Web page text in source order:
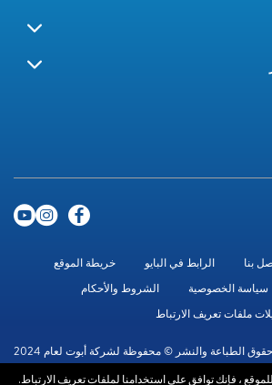
بنا الرابط في البايو
خريطة الموقع
سياسة الخصوصية
الشروط والأحكام
ملفات تعريف الارتباط
حقوق الطباعة والنشر © محفوظة لشركة أبوت لعام 2024
، فإنك توافق على استخدامنا لملفات تعريف الارتباط.